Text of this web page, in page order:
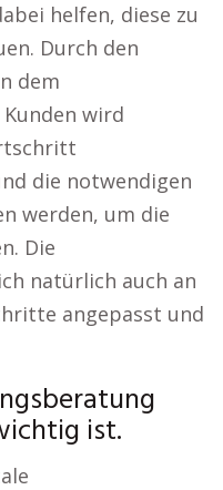
helfen, diese zu
Durch den
dem
wird
die notwendigen
werden, um die
Die
natürlich auch an
angepasst und
ist.